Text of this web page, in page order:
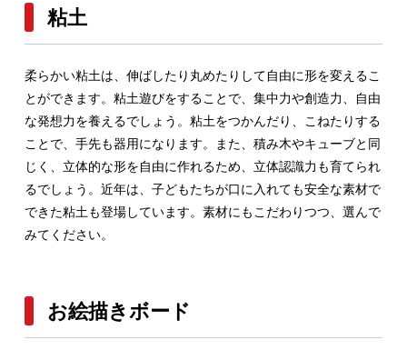
粘土
柔らかい粘土は、伸ばしたり丸めたりして自由に形を変えるこ
とができます。粘土遊びをすることで、集中力や創造力、自由
な発想力を養えるでしょう。粘土をつかんだり、こねたりする
ことで、手先も器用になります。また、積み木やキューブと同
じく、立体的な形を自由に作れるため、立体認識力も育てられ
るでしょう。近年は、子どもたちが口に入れても安全な素材で
できた粘土も登場しています。素材にもこだわりつつ、選んで
みてください。
お絵描きボード